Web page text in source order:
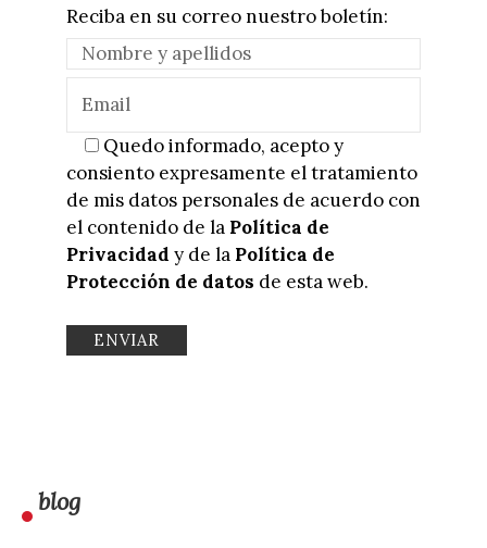
Reciba en su correo nuestro boletín:
Quedo informado, acepto y
consiento expresamente el tratamiento
de mis datos personales de acuerdo con
el contenido de la Política de
Privacidad y de la Política de
Protección de datos de esta web.
blog